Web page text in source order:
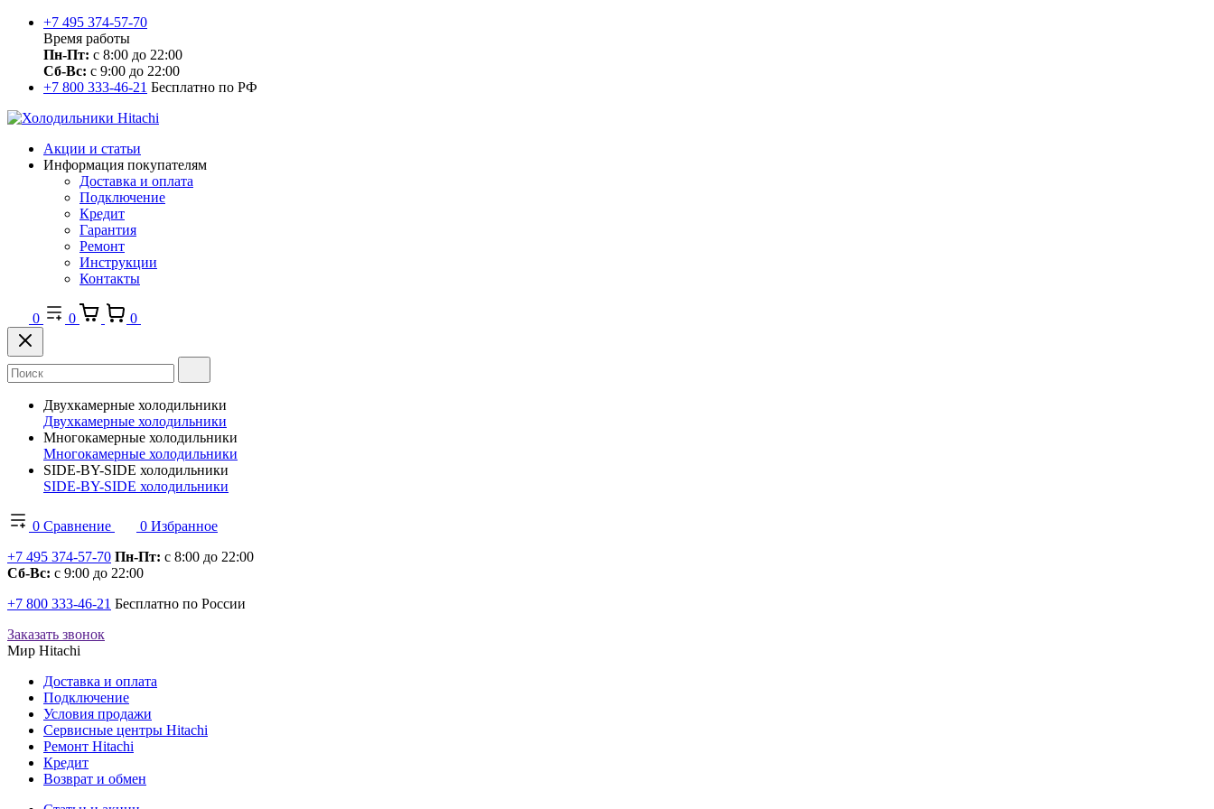
+7 495 374-57-70
Время работы
Пн-Пт: с 8:00 до 22:00
Сб-Вс: с 9:00 до 22:00
+7 800 333-46-21 Бесплатно по РФ
Акции и статьи
Информация покупателям
Доставка и оплата
Подключение
Кредит
Гарантия
Ремонт
Инструкции
Контакты
0 0 0
Двухкамерные холодильники
Двухкамерные холодильники
Многокамерные холодильники
Многокамерные холодильники
SIDE-BY-SIDE холодильники
SIDE-BY-SIDE холодильники
0 Сравнение 0 Избранное
+7 495 374-57-70 Пн-Пт: с 8:00 до 22:00
Сб-Вс: с 9:00 до 22:00
+7 800 333-46-21 Бесплатно по России
Заказать звонок
Мир Hitachi
Доставка и оплата
Подключение
Условия продажи
Сервисные центры Hitachi
Ремонт Hitachi
Кредит
Возврат и обмен